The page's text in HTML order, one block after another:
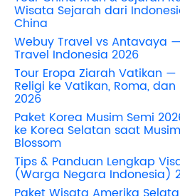
Wisata Sejarah dari
China
Webuy Travel vs Antavaya
Travel Indonesia 2026
Tour Eropa Ziarah Vatikan
Religi ke Vatikan, Roma,
2026
Paket Korea Musim Semi
ke Korea Selatan saat
Blossom
Tips & Panduan Lengkap
(Warga Negara Indonesia)